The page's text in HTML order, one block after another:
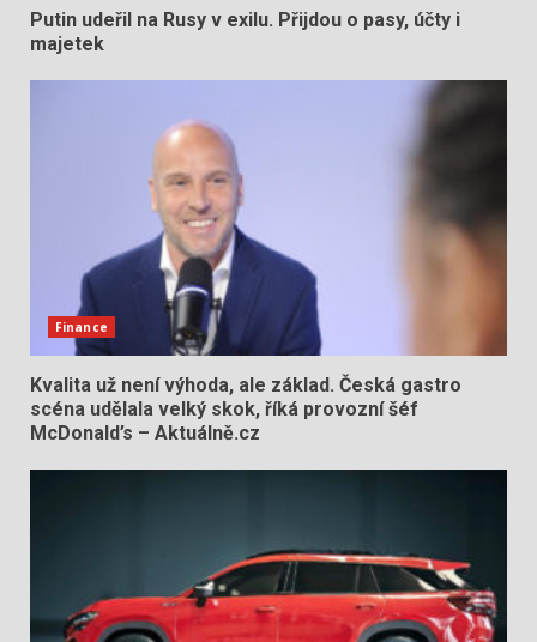
Putin udeřil na Rusy v exilu. Přijdou o pasy, účty i
majetek
Finance
Kvalita už není výhoda, ale základ. Česká gastro
scéna udělala velký skok, říká provozní šéf
McDonald’s – Aktuálně.cz